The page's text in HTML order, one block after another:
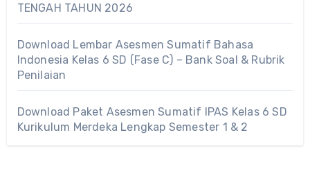
TENGAH TAHUN 2026
Download Lembar Asesmen Sumatif Bahasa
Indonesia Kelas 6 SD (Fase C) – Bank Soal & Rubrik
Penilaian
Download Paket Asesmen Sumatif IPAS Kelas 6 SD
Kurikulum Merdeka Lengkap Semester 1 & 2